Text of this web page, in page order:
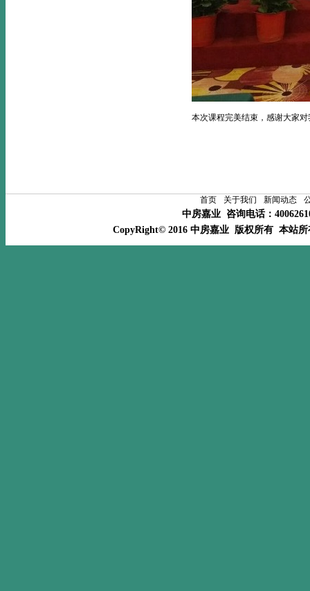
本次课程完美结束，感谢大家
首页 关于我们 新闻动态
中房嘉业 咨询电话：
CopyRight© 2016 中房嘉业 版权所有 本站